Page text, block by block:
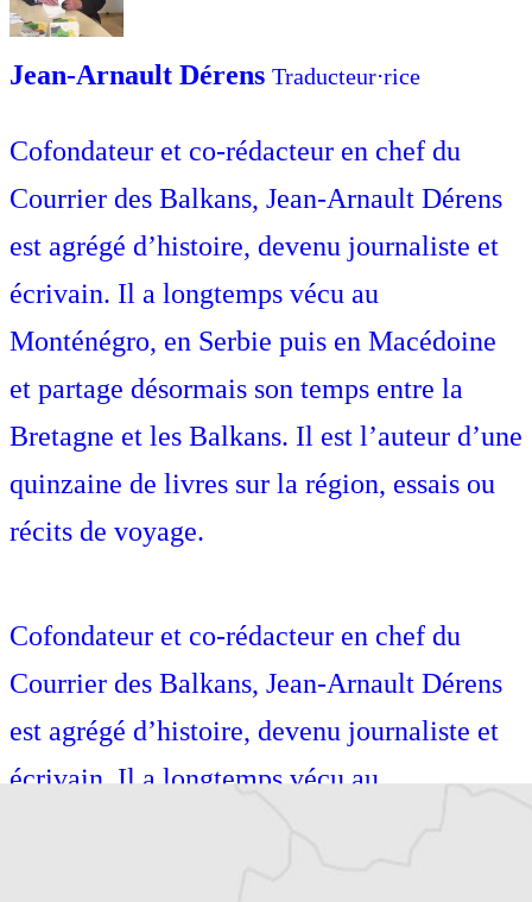
Jean-Arnault Dérens Traducteur⋅rice
Cofondateur et co-rédacteur en chef du
Courrier des Balkans, Jean-Arnault Dérens
est agrégé d’histoire, devenu journaliste et
écrivain. Il a longtemps vécu au
Monténégro, en Serbie puis en Macédoine
et partage désormais son temps entre la
Bretagne et les Balkans. Il est l’auteur d’une
quinzaine de livres sur la région, essais ou
récits de voyage.
Cofondateur et co-rédacteur en chef du
Courrier des Balkans, Jean-Arnault Dérens
est agrégé d’histoire, devenu journaliste et
écrivain. Il a longtemps vécu au